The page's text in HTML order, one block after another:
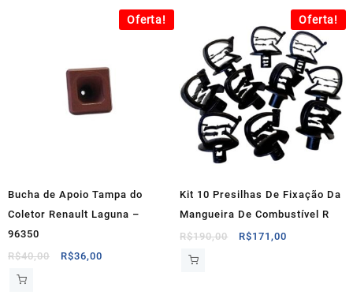
R$16,41.
Oferta!
Bucha de Apoio Tampa do
Coletor Renault Laguna –
96350
R$40,00
O
R$36,00
Oferta!
Kit 10 Presilhas De Fixação Da
Mangueira De Combustível R
R$190,00
O
R$171,00